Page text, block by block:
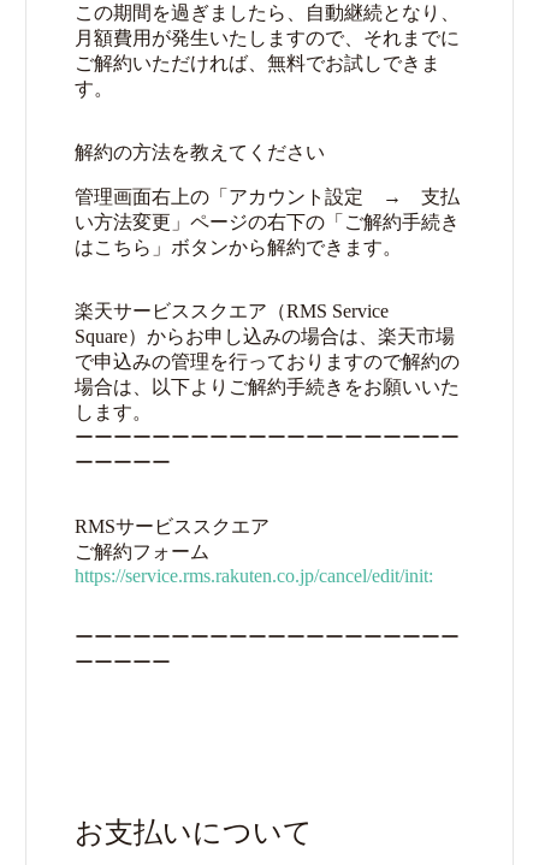
この期間を過ぎましたら、自動継続となり、
月額費用が発生いたしますので、それまでに
ご解約いただければ、無料でお試しできま
す。
解約の方法を教えてください
管理画面右上の「アカウント設定 → 支払
い方法変更」ページの右下の「ご解約手続き
はこちら」ボタンから解約できます。
楽天サービススクエア（RMS Service
Square）からお申し込みの場合は、楽天市場
で申込みの管理を行っておりますので解約の
場合は、以下よりご解約手続きをお願いいた
します。
ーーーーーーーーーーーーーーーーーーーー
ーーーーー
RMSサービススクエア
ご解約フォーム
https://service.rms.rakuten.co.jp/cancel/edit/init:
ーーーーーーーーーーーーーーーーーーーー
ーーーーー
お支払いについて